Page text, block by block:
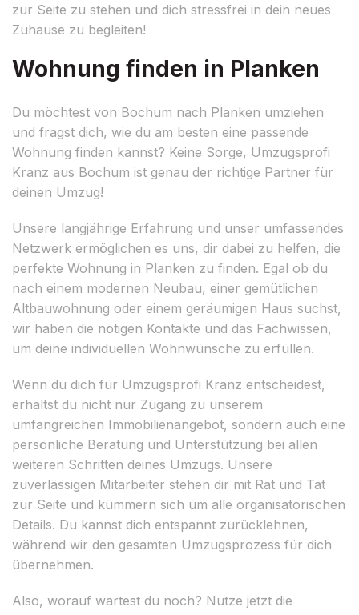
zur Seite zu stehen und dich stressfrei in dein neues
Zuhause zu begleiten!
Wohnung finden in Planken
Du möchtest von Bochum nach Planken umziehen
und fragst dich, wie du am besten eine passende
Wohnung finden kannst? Keine Sorge, Umzugsprofi
Kranz aus Bochum ist genau der richtige Partner für
deinen Umzug!
Unsere langjährige Erfahrung und unser umfassendes
Netzwerk ermöglichen es uns, dir dabei zu helfen, die
perfekte Wohnung in Planken zu finden. Egal ob du
nach einem modernen Neubau, einer gemütlichen
Altbauwohnung oder einem geräumigen Haus suchst,
wir haben die nötigen Kontakte und das Fachwissen,
um deine individuellen Wohnwünsche zu erfüllen.
Wenn du dich für Umzugsprofi Kranz entscheidest,
erhältst du nicht nur Zugang zu unserem
umfangreichen Immobilienangebot, sondern auch eine
persönliche Beratung und Unterstützung bei allen
weiteren Schritten deines Umzugs. Unsere
zuverlässigen Mitarbeiter stehen dir mit Rat und Tat
zur Seite und kümmern sich um alle organisatorischen
Details. Du kannst dich entspannt zurücklehnen,
während wir den gesamten Umzugsprozess für dich
übernehmen.
Also, worauf wartest du noch? Nutze jetzt die